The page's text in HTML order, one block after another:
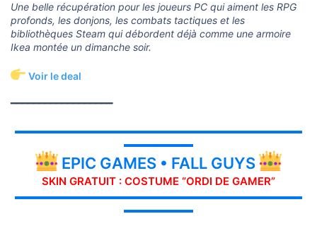
Une belle récupération pour les joueurs PC qui aiment les RPG
profonds, les donjons, les combats tactiques et les
bibliothèques Steam qui débordent déjà comme une armoire
Ikea montée un dimanche soir.
Voir le deal
━━━━━━━━━━━━━━━━━━
▬▬▬▬▬▬▬▬▬▬▬▬▬▬▬▬▬▬▬▬▬▬▬▬▬▬▬▬▬
▬▬▬▬▬▬▬
EPIC GAMES • FALL GUYS
SKIN GRATUIT : COSTUME “ORDI DE GAMER”
▬▬▬▬▬▬▬▬▬▬▬▬▬▬▬▬▬▬▬▬▬▬▬▬▬▬▬▬▬
▬▬▬▬▬▬▬